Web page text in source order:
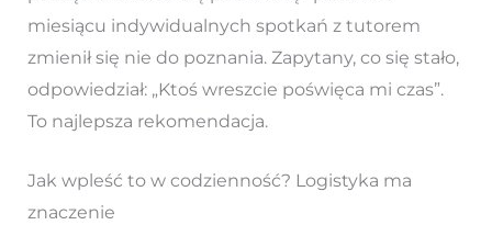
miesiącu indywidualnych spotkań z tutorem
zmienił się nie do poznania. Zapytany, co się stało,
odpowiedział: „Ktoś wreszcie poświęca mi czas”.
To najlepsza rekomendacja.
Jak wpleść to w codzienność? Logistyka ma
znaczenie